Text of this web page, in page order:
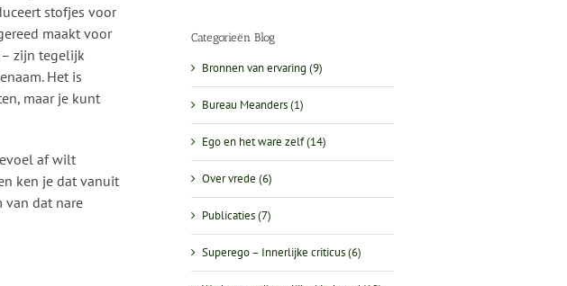
stofjes voor
maakt voor
zijn tegelijk
Het is
maar je kunt
af wilt
ken je dat vanuit
van dat nare
Categorieën Blog
Bronnen van ervaring (9)
Bureau Meanders (1)
Ego en het ware zelf (14)
Over vrede (6)
Publicaties (7)
Superego – Innerlijke criticus (6)